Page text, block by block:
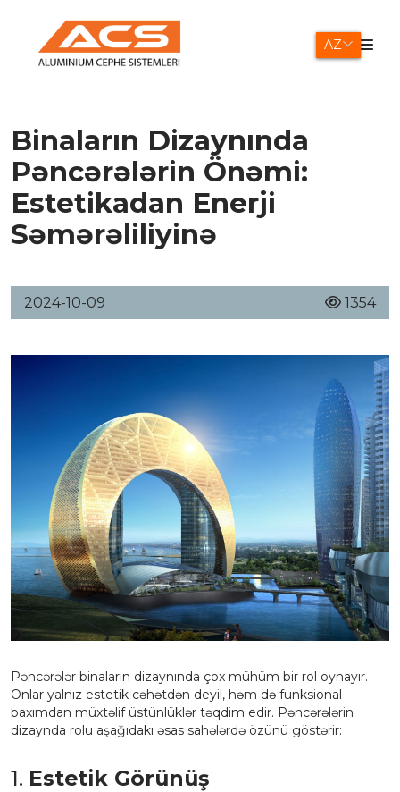
AZ
Binaların Dizaynında
Pəncərələrin Önəmi:
Estetikadan Enerji
Səmərəliliyinə
2024-10-09 1354
Pəncərələr binaların dizaynında çox mühüm bir rol oynayır.
Onlar yalnız estetik cəhətdən deyil, həm də funksional
baxımdan müxtəlif üstünlüklər təqdim edir. Pəncərələrin
dizaynda rolu aşağıdakı əsas sahələrdə özünü göstərir:
1. Estetik Görünüş